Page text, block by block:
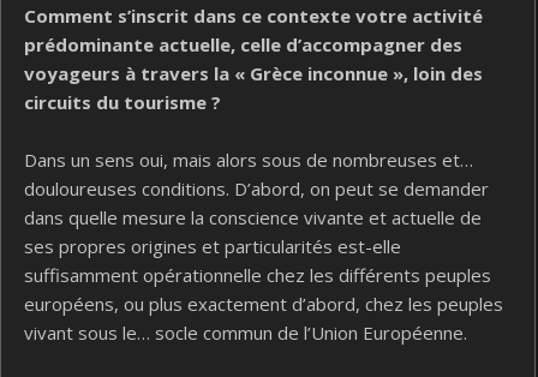
Comment s’inscrit dans ce contexte votre activité
prédominante actuelle, celle d’accompagner des
voyageurs à travers la « Grèce inconnue », loin des
circuits du tourisme ?
Dans un sens oui, mais alors sous de nombreuses et…
douloureuses conditions. D’abord, on peut se demander
dans quelle mesure la conscience vivante et actuelle de
ses propres origines et particularités est-elle
suffisamment opérationnelle chez les différents peuples
européens, ou plus exactement d’abord, chez les peuples
vivant sous le… socle commun de l’Union Européenne.